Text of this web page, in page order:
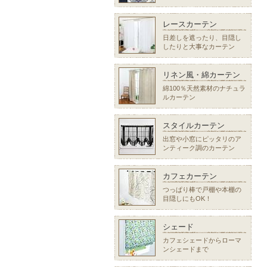
レースカーテン
日差しを遮ったり、目隠し
したりと大事なカーテン
リネン風・綿カーテン
綿100％天然素材のナチュラ
ルカーテン
スタイルカーテン
出窓や小窓にピッタリのア
ンティーク調のカーテン
カフェカーテン
つっぱり棒で戸棚や本棚の
目隠しにもOK！
シェード
カフェシェードからローマ
ンシェードまで